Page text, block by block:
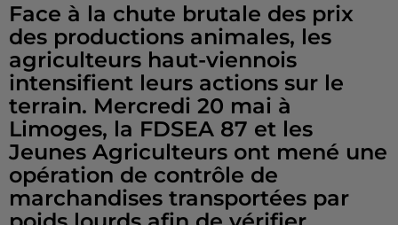
Face à la chute brutale des prix
des productions animales, les
agriculteurs haut-viennois
intensifient leurs actions sur le
terrain. Mercredi 20 mai à
Limoges, la FDSEA 87 et les
Jeunes Agriculteurs ont mené une
opération de contrôle de
marchandises transportées par